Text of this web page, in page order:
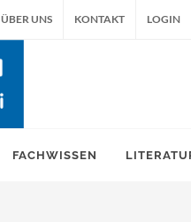
ÜBER UNS KONTAKT LOGIN
FACHWISSEN